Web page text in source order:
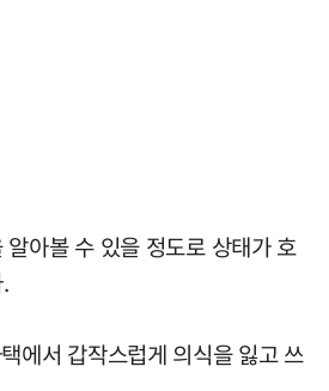
아볼 수 있을 정도로 상태가 호
에서 갑작스럽게 의식을 잃고 쓰